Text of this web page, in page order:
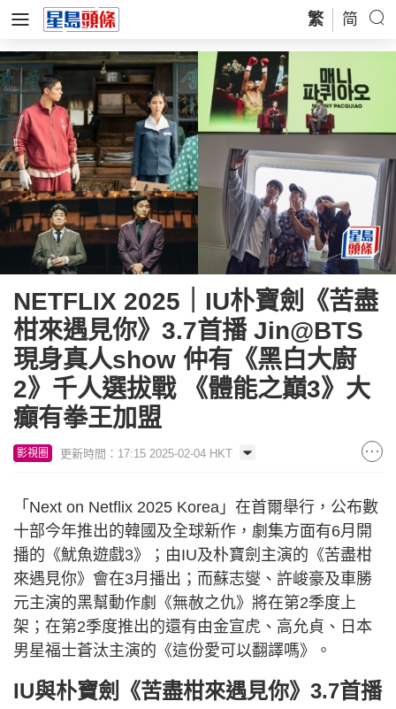
繁 简
NETFLIX 2025｜IU朴寶劍《苦盡
柑來遇見你》3.7首播 Jin@BTS
現身真人show 仲有《黑白大廚
2》千人選拔戰 《體能之巔3》大
癲有拳王加盟
影視圈 更新時間：17:15 2025-02-04 HKT
「Next on Netflix 2025 Korea」在首爾舉行，公布數
十部今年推出的韓國及全球新作，劇集方面有6月開
播的《魷魚遊戲3》；由IU及朴寶劍主演的《苦盡柑
來遇見你》會在3月播出；而蘇志燮、許峻豪及車勝
元主演的黑幫動作劇《無赦之仇》將在第2季度上
架；在第2季度推出的還有由金宣虎、高允貞、日本
男星福士蒼汰主演的《這份愛可以翻譯嗎》。
IU與朴寶劍《苦盡柑來遇見你》3.7首播